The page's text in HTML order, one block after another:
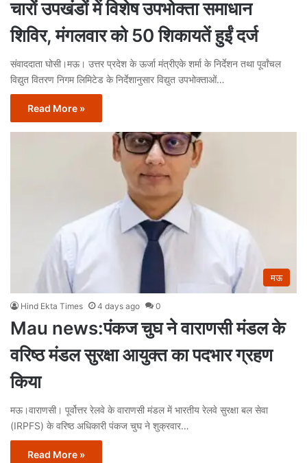
चारों उपखंडों में विशेष उपभोक्ता समाधान
शिविर, मंगलवार को 50 शिकायतें हुईं दर्ज
संवाददाता घोसी।मऊ। उत्तर प्रदेश के ऊर्जा मंत्रीएके शर्मा के निर्देशन तथा पूर्वांचल
विद्युत वितरण निगम लिमिटेड के निर्देशानुसार विद्युत उपभोक्ताओं…
Read More »
मऊ
Hind Ekta Times 4 days ago 0
Mau news:पंकज चुघ ने वाराणसी मंडल के
वरिष्ठ मंडल सुरक्षा आयुक्त का पदभार ग्रहण
किया
मऊ।वाराणसी। पूर्वोत्तर रेलवे के वाराणसी मंडल में भारतीय रेलवे सुरक्षा बल सेवा
(IRPFS) के वरिष्ठ अधिकारी पंकज चुघ ने शुक्रवार…
Read More »